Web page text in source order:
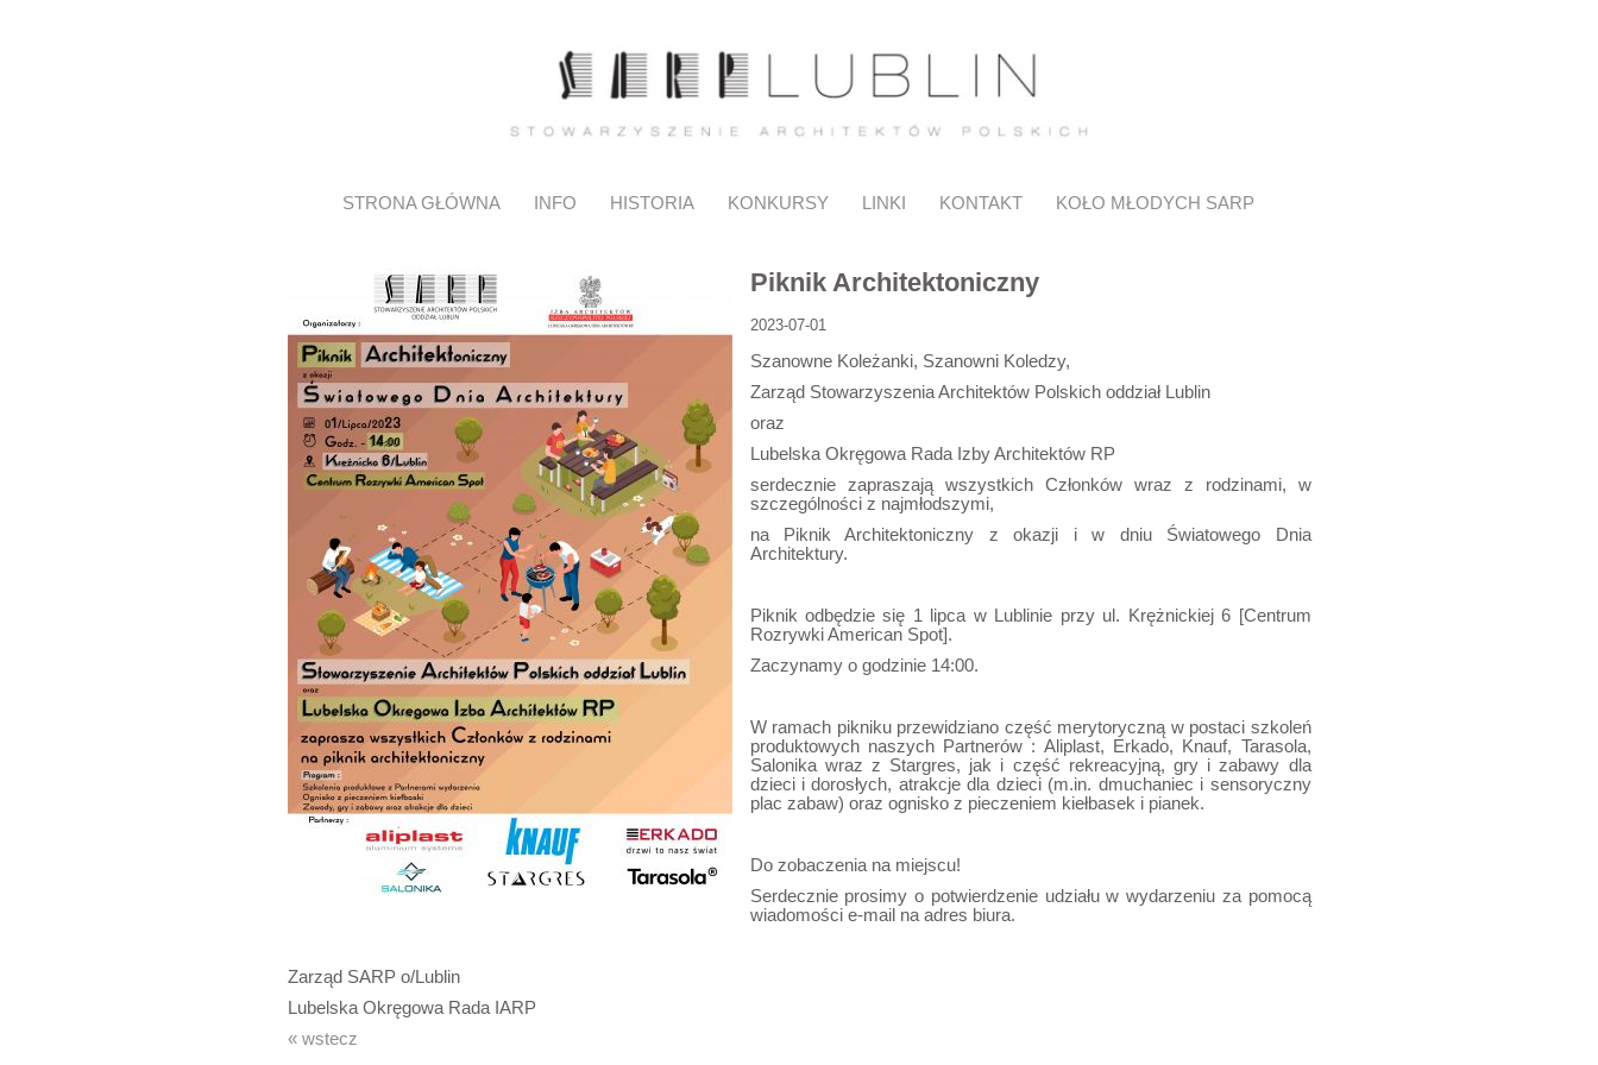
STRONA GŁÓWNA INFO HISTORIA KONKURSY LINKI KONTAKT KOŁO MŁODYCH SARP
Piknik Architektoniczny
2023-07-01
Szanowne Koleżanki, Szanowni Koledzy,
Zarząd Stowarzyszenia Architektów Polskich oddział Lublin
oraz
Lubelska Okręgowa Rada Izby Architektów RP
serdecznie zapraszają wszystkich Członków wraz z rodzinami, w
szczególności z najmłodszymi,
na Piknik Architektoniczny z okazji i w dniu Światowego Dnia
Architektury.
Piknik odbędzie się 1 lipca w Lublinie przy ul. Krężnickiej 6 [Centrum
Rozrywki American Spot].
Zaczynamy o godzinie 14:00.
W ramach pikniku przewidziano część merytoryczną w postaci szkoleń
produktowych naszych Partnerów : Aliplast, Erkado, Knauf, Tarasola,
Salonika wraz z Stargres, jak i część rekreacyjną, gry i zabawy dla
dzieci i dorosłych, atrakcje dla dzieci (m.in. dmuchaniec i sensoryczny
plac zabaw) oraz ognisko z pieczeniem kiełbasek i pianek.
Do zobaczenia na miejscu!
Serdecznie prosimy o potwierdzenie udziału w wydarzeniu za pomocą
wiadomości e-mail na adres biura.
Zarząd SARP o/Lublin
Lubelska Okręgowa Rada IARP
« wstecz